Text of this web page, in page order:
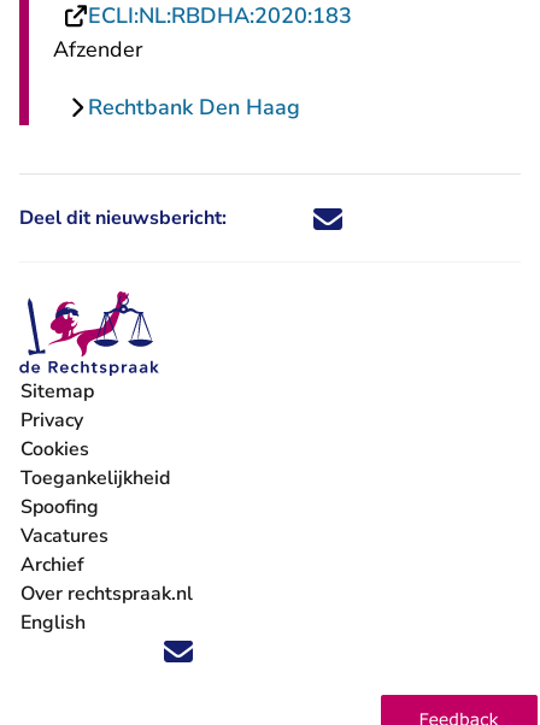
ECLI:NL:RBDHA:2020:183
Afzender
Rechtbank Den Haag
Deel dit nieuwsbericht: Deel dit nieuwsbericht via X -
Deel dit nieuwsbericht via
Deel dit nieuwsbericht
Deel dit
Volg ons op X (Twitter) - U verlaat Rechtspraak.nl
Volg ons op Facebook - U verlaat Rechtspraak.nl
Volg ons op Instagram - U verlaat Rechtspraak.nl
Volg ons op Youtube - U verlaat Rechtspraak.nl
Volg ons op LinkedIn - U verlaat
'Blijf op de hoogte' nieuwsbrief - U verlaat
Sitemap
Privacy
Cookies
Toegankelijkheid
Spoofing
Vacatures
- U verlaat Rechtspraak.nl
Archief
Over rechtspraak.nl
English